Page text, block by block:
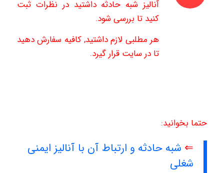
آنالیز شبه حادثه داشتید در نظرات ثبت
کنید تا بررسی شود.
هر مطلبی لازم داشتید, کافیه سفارش دهید
تا در سایت قرار گیرد.
حتما بخوانید:
⇐ شبه حادثه و ارتباط آن با آنالیز ایمنی
شغلی